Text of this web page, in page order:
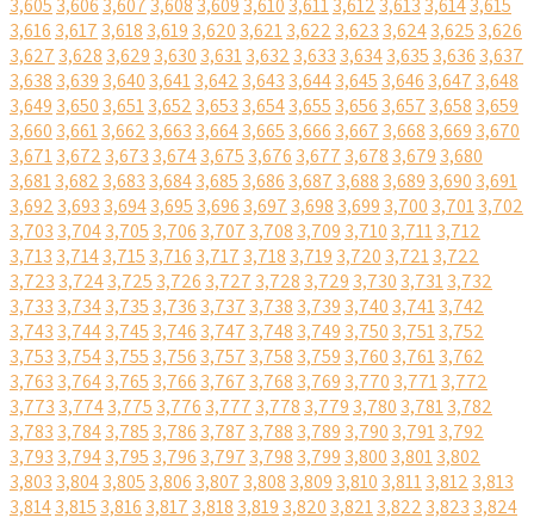
3,605 3,606 3,607 3,608 3,609 3,610 3,6113,612 3,613 3,6143,615
3,616 3,617 3,618 3,619 3,620 3,6213,622 3,623 3,6243,625 3,626
3,627 3,628 3,629 3,630 3,6313,632 3,633 3,6343,635 3,636 3,637
3,638 3,639 3,640 3,6413,642 3,643 3,6443,645 3,646 3,647 3,648
3,649 3,650 3,6513,652 3,653 3,6543,655 3,656 3,657 3,658 3,659
3,660 3,6613,662 3,663 3,6643,665 3,666 3,667 3,668 3,669 3,670
3,6713,672 3,673 3,6743,675 3,676 3,677 3,678 3,679 3,680
3,6813,682 3,683 3,6843,685 3,686 3,687 3,688 3,689 3,690 3,691
3,692 3,693 3,6943,695 3,696 3,697 3,698 3,699 3,700 3,7013,702
3,703 3,7043,705 3,706 3,707 3,708 3,709 3,710 3,7113,712
3,713 3,7143,715 3,716 3,717 3,718 3,719 3,720 3,7213,722
3,723 3,7243,725 3,726 3,727 3,728 3,729 3,730 3,7313,732
3,733 3,7343,735 3,736 3,737 3,738 3,739 3,740 3,7413,742
3,743 3,7443,745 3,746 3,747 3,748 3,749 3,750 3,7513,752
3,753 3,7543,755 3,756 3,757 3,758 3,759 3,760 3,7613,762
3,763 3,7643,765 3,766 3,767 3,768 3,769 3,770 3,7713,772
3,773 3,7743,775 3,776 3,777 3,778 3,779 3,780 3,7813,782
3,783 3,7843,785 3,786 3,787 3,788 3,789 3,790 3,7913,792
3,793 3,7943,795 3,796 3,797 3,798 3,799 3,800 3,8013,802
3,803 3,8043,805 3,806 3,807 3,808 3,809 3,810 3,8113,812 3,813
3,8143,815 3,816 3,817 3,818 3,819 3,820 3,8213,822 3,823 3,824